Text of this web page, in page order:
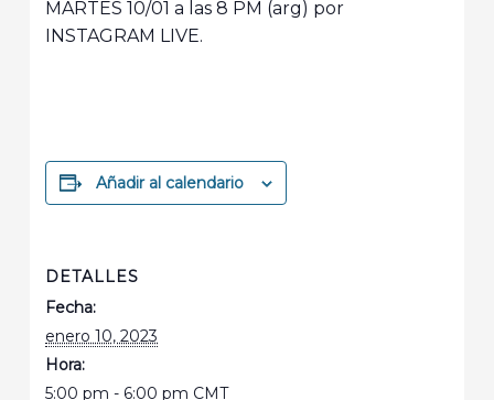
MARTES 10/01 a las 8 PM (arg) por
INSTAGRAM LIVE.
Añadir al calendario
DETALLES
Fecha:
enero 10, 2023
Hora:
5:00 pm - 6:00 pm CMT